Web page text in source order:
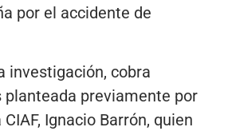
por el accidente de
investigación, cobra
previamente por
Ignacio Barrón, quien